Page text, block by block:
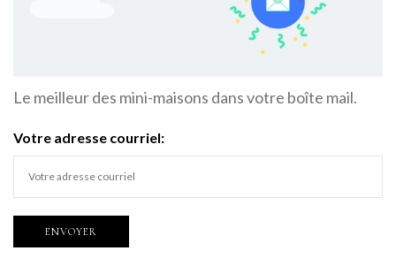
Le meilleur des mini-maisons dans votre boîte mail.
Votre adresse courriel: